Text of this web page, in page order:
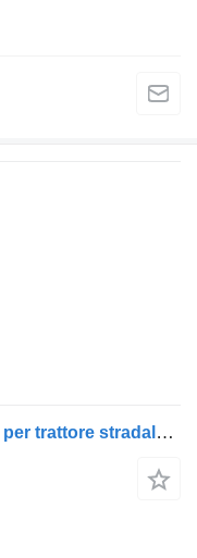
Kit di riparazione Volvo 20487035 per trattore stradale Volvo FH